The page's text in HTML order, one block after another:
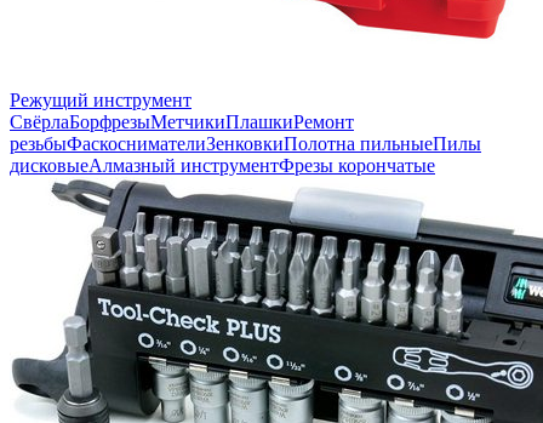
Режущий инструмент
СвёрлаБорфрезыМетчикиПлашкиРемонт
резьбыФаскоснимателиЗенковкиПолотна пильныеПилы
дисковыеАлмазный инструментФрезы корончатые